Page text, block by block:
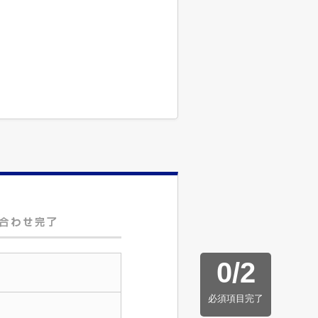
0/2
必須項目完了